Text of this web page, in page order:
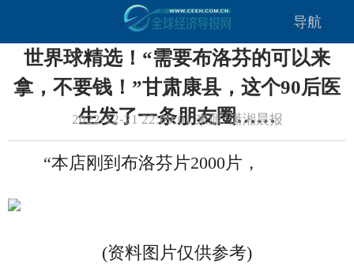
导航
世界球精选！“需要布洛芬的可以来
拿，不要钱！”甘肃康县，这个90后医
生发了一条朋友圈……
2022-12-21 22:09:01 来源: 潇湘晨报
“本店刚到布洛芬片2000片，
(资料图片仅供参考)